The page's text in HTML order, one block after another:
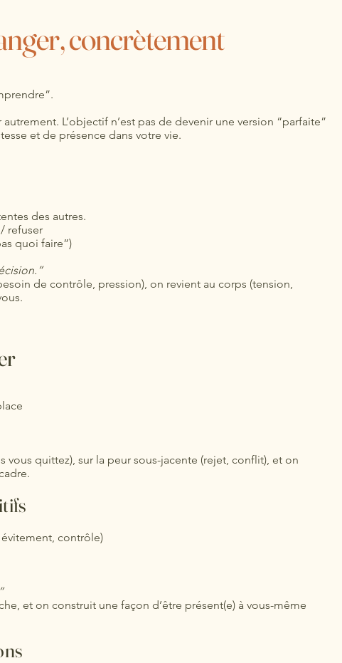
concrètement
L’objectif n’est pas de devenir une version “parfaite”
et de présence dans votre vie.
des autres.
refuser
quoi faire”)
de contrôle, pression), on revient au corps (tension,
quittez), sur la peur sous-jacente (rejet, conflit), et on
contrôle)
et on construit une façon d’être présent(e) à vous-même